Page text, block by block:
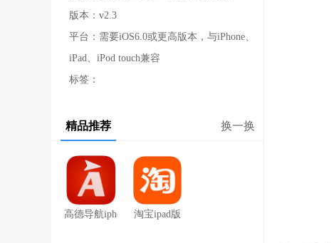
版本：v2.3
平台：需要iOS6.0或更高版本，与iPhone、
iPad、iPod touch兼容
标签：
精品推荐 换一换
高德导航iphone版淘宝ipad版